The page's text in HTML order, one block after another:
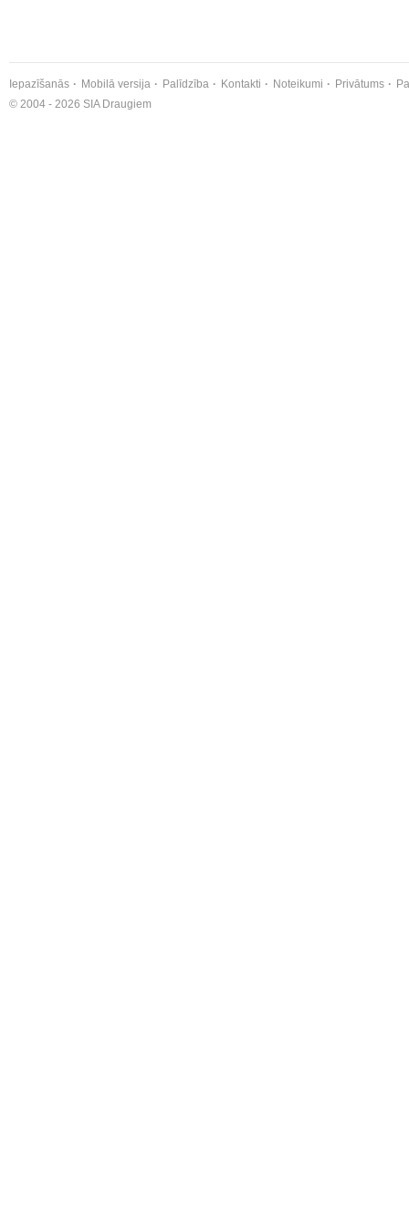
Iepazīšanās Mobilā versija Palīdzība Kontakti Noteikumi Privātums
© 2004 - 2026 SIA Draugiem